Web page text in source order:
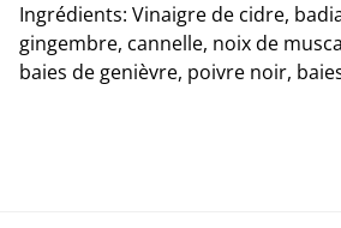
Ingrédients: Vinaigre de cidre,
gingembre, cannelle, noix de
baies de genièvre, poivre noir,